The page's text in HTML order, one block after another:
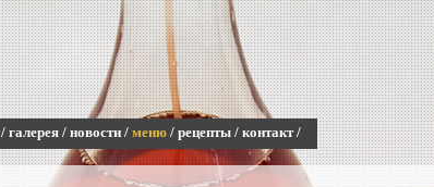
/ галерея / новости / меню / рецепты / контакт/